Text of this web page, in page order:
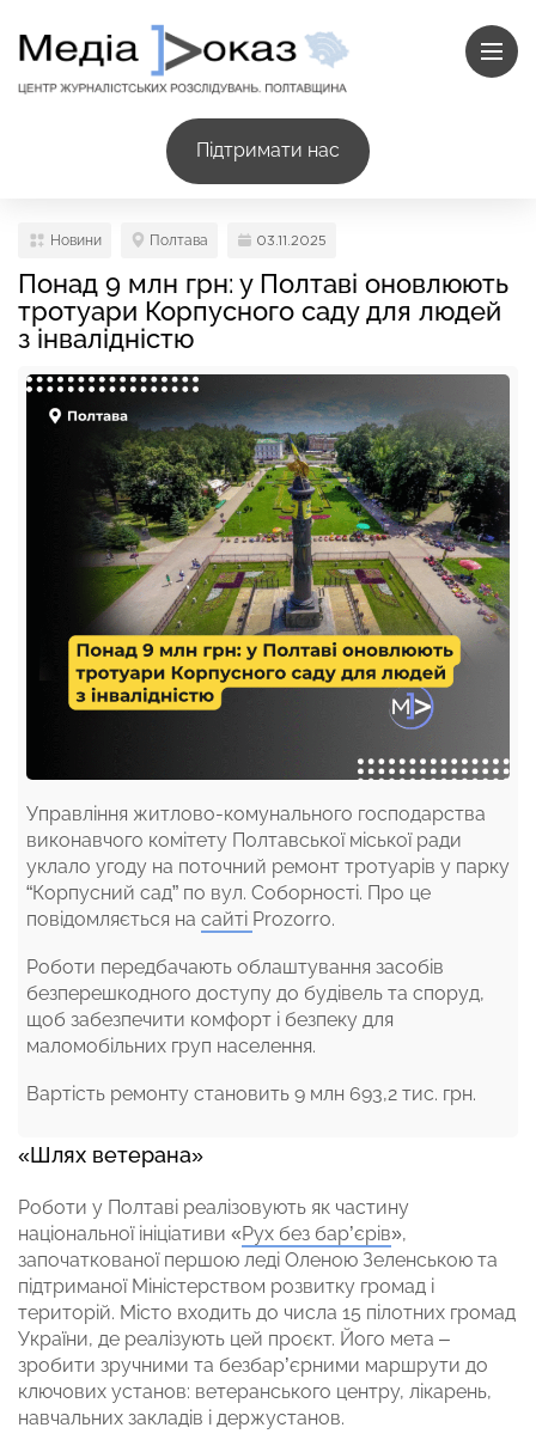
Підтримати нас
Новини Полтава 03.11.2025
Понад 9 млн грн: у Полтаві оновлюють
тротуари Корпусного саду для людей
з інвалідністю
Управління житлово-комунального господарства
виконавчого комітету Полтавської міської ради
уклало угоду на поточний ремонт тротуарів у парку
“Корпусний сад” по вул. Соборності. Про це
повідомляється на сайті Prozorro.
Роботи передбачають облаштування засобів
безперешкодного доступу до будівель та споруд,
щоб забезпечити комфорт і безпеку для
маломобільних груп населення.
Вартість ремонту становить 9 млн 693,2 тис. грн.
«Шлях ветерана»
Роботи у Полтаві реалізовують як частину
національної ініціативи «Рух без бар’єрів»,
започаткованої першою леді Оленою Зеленською та
підтриманої Міністерством розвитку громад і
територій. Місто входить до числа 15 пілотних громад
України, де реалізують цей проєкт. Його мета –
зробити зручними та безбар’єрними маршрути до
ключових установ: ветеранського центру, лікарень,
навчальних закладів і держустанов.